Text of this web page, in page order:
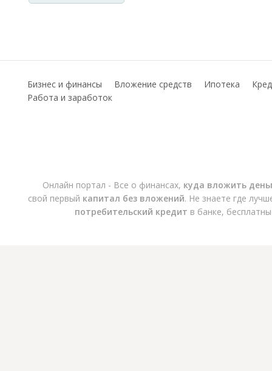
Бизнес и финансы Вложение средств Ипотека
Работа и заработок
Онлайн портал - Все о финансах, куда вложить
свой первый капитал без вложений. Не знаете где
потребительский кредит в банке,